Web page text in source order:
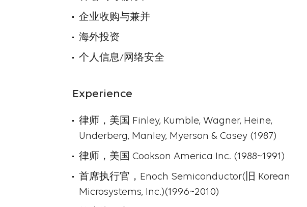
企业收购与兼并
海外投资
个人信息/网络安全
Experience
律师，美国 Finley, Kumble, Wagner, Heine,
Underberg, Manley, Myerson & Casey (1987)
律师，美国 Cookson America Inc. (1988~1991)
首席执行官，Enoch Semiconductor(旧 Korean
Microsystems, Inc.)(1996~2010)